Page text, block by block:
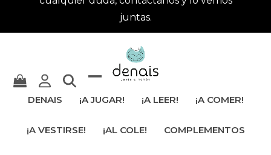
juntas.
ocultar
móvil
DENAIS ¡A JUGAR! ¡A LEER! ¡A COMER!
¡A VESTIRSE! ¡AL COLE! COMPLEMENTOS